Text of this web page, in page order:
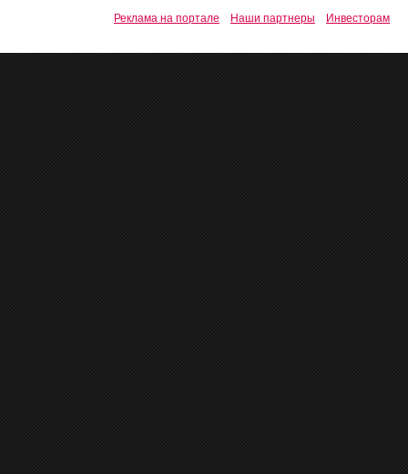
Реклама на портале
Наши партнеры Инвесторам